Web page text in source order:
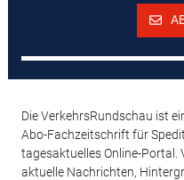
Die VerkehrsRundschau ist
Abo-Fachzeitschrift für
tagesaktuelles Online-Portal.
aktuelle Nachrichten,